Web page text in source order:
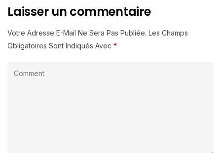
Laisser un commentaire
Votre Adresse E-Mail Ne Sera Pas Publiée. Les Champs
Obligatoires Sont Indiqués Avec *